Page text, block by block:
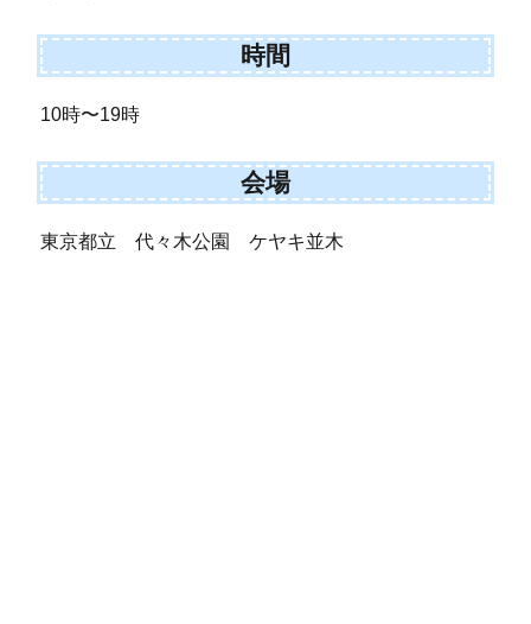
時間
10時〜19時
会場
東京都立 代々木公園 ケヤキ並木